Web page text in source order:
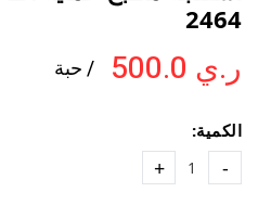
2464
ر.ي 500.0 / حبة
الكمية:
-
+